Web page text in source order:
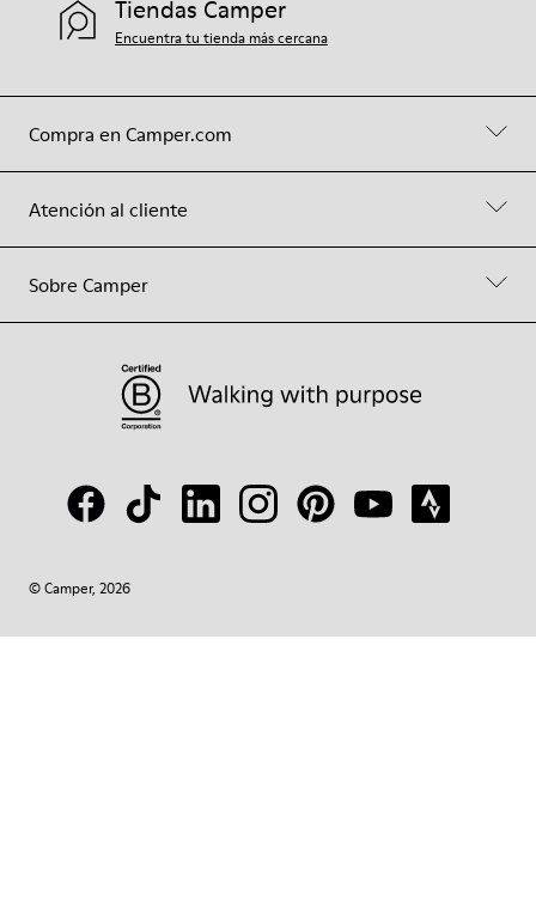
Compra en Camper.com
Atención al cliente
Sobre Camper
Tiendas Camper
Encuentra tu tienda más cercana
© Camper, 2026